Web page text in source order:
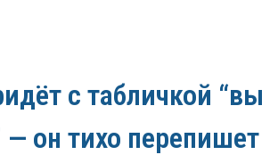
с табличкой “вы
— он тихо перепишет